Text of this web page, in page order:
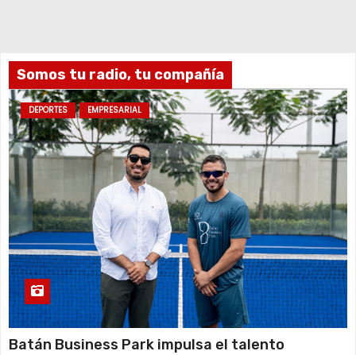
Somos tu radio, tu compañía
DEPORTES EMPRESARIAL
Batán Business Park impulsa el talento